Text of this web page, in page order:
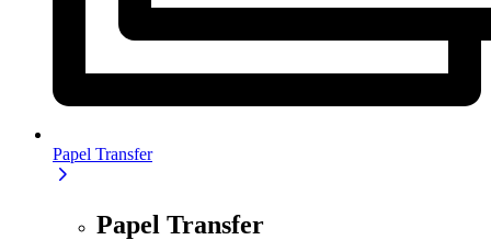
Papel Transfer
Papel Transfer